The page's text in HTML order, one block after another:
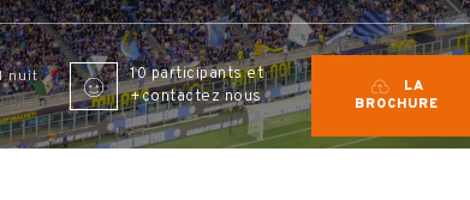
nuit
10 participants et
+contactez nous
LA
BROCHURE